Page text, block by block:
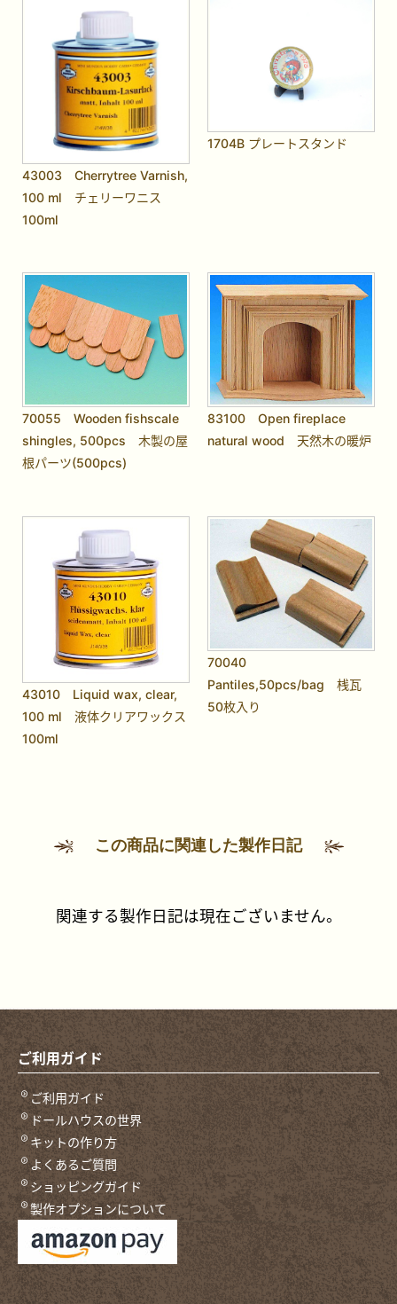
43003 Cherrytree Varnish,
100 ml チェリーワニス
100ml
1704B プレートスタンド
70055 Wooden fishscale
shingles, 500pcs 木製の屋
根パーツ(500pcs)
83100 Open fireplace
natural wood 天然木の暖炉
43010 Liquid wax, clear,
100 ml 液体クリアワックス
100ml
70040
Pantiles,50pcs/bag 桟瓦
50枚入り
この商品に関連した製作日記
関連する製作日記は現在ございません。
ご利用ガイド
ご利用ガイド
ドールハウスの世界
キットの作り方
よくあるご質問
ショッピングガイド
製作オプションについて